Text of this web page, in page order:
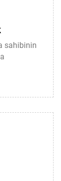
sahibinin